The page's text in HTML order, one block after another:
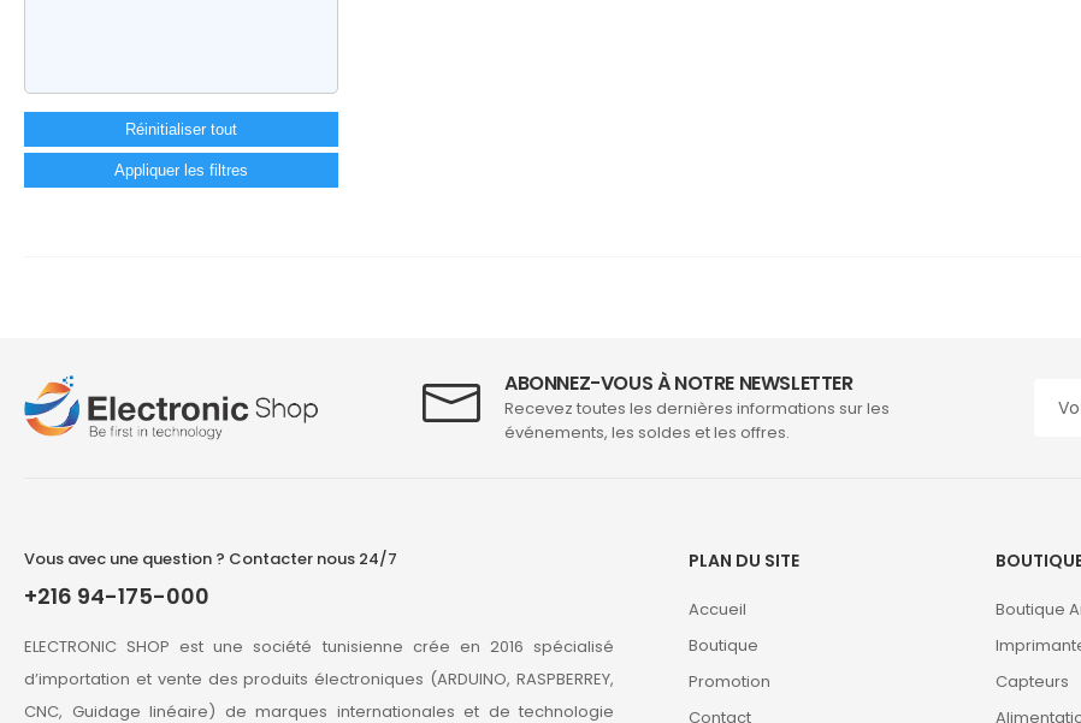
Réinitialiser tout
Appliquer les filtres
ABONNEZ-VOUS À NOTRE NEWSLETTER
Recevez toutes les dernières informations sur les
événements, les soldes et les offres.
Vous avec une question ? Contacter nous 24/7
+216 94-175-000
ELECTRONIC SHOP est une société tunisienne crée en 2016 spécialisé
d’importation et vente des produits électroniques (ARDUINO, RASPBERREY,
CNC, Guidage linéaire) de marques internationales et de technologie
PLAN DU SITE
Accueil
Boutique
Promotion
Contact
Boutique
Capteurs